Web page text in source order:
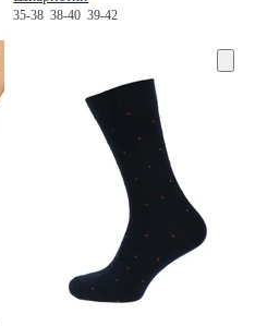
35-3838-4039-42